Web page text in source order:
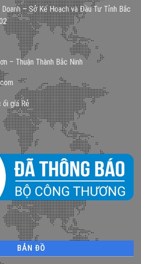
– Sở Kế Hoạch và Đầu Tư Tỉnh Bắc
– Thuận Thành Bắc Ninh
ổi giá Rẻ
BẢN ĐỒ